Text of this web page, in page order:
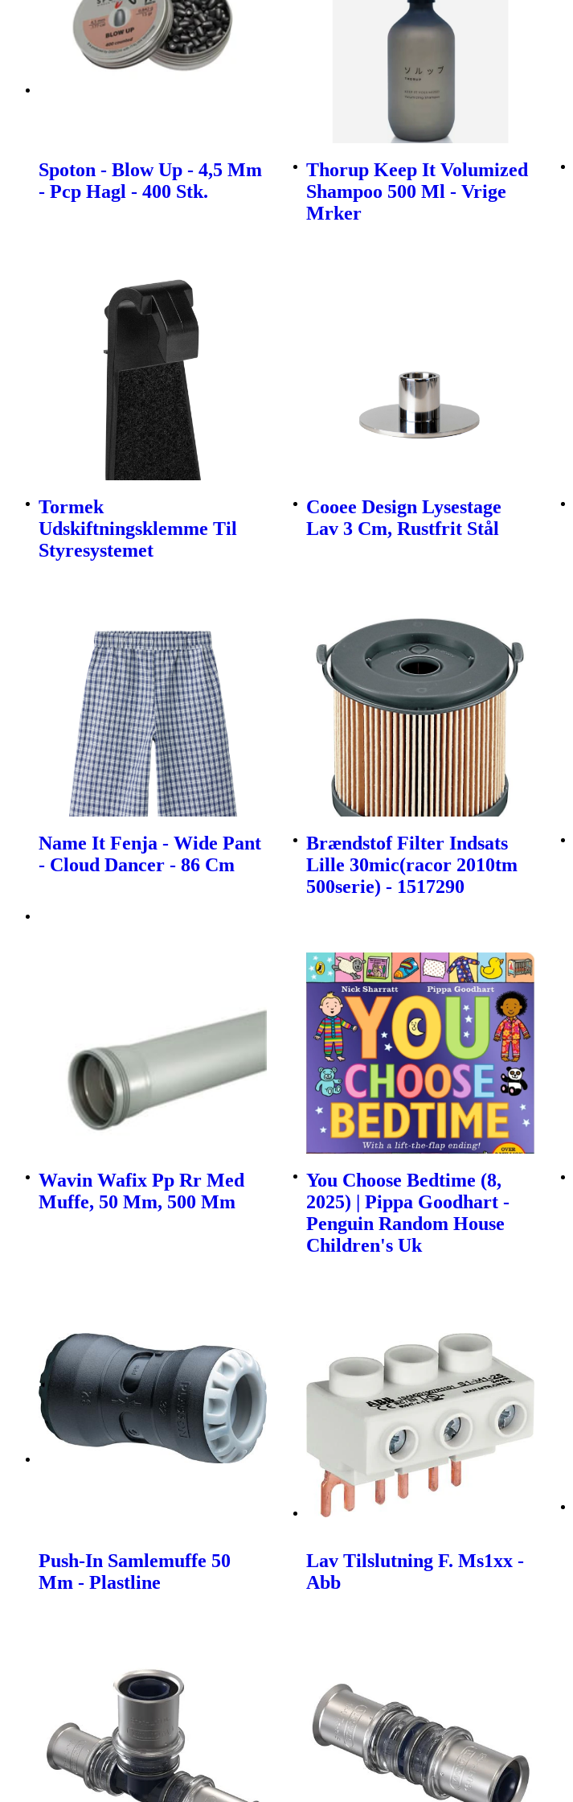
Spoton - Blow Up - 4,5 Mm
- Pcp Hagl - 400 Stk.
Thorup Keep It Volumized
Shampoo 500 Ml - Vrige
Mrker
Tormek
Udskiftningsklemme Til
Styresystemet
Cooee Design Lysestage
Lav 3 Cm, Rustfrit Stål
Name It Fenja - Wide Pant
- Cloud Dancer - 86 Cm
Brændstof Filter Indsats
Lille 30mic(racor 2010tm
500serie) - 1517290
Wavin Wafix Pp Rr Med
Muffe, 50 Mm, 500 Mm
You Choose Bedtime (8,
2025) | Pippa Goodhart -
Penguin Random House
Children's Uk
Push-In Samlemuffe 50
Mm - Plastline
Lav Tilslutning F. Ms1xx -
Abb